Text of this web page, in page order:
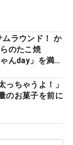
ラウンド！ か
のたこ焼
んday」を満喫
っちゃうよ！」
のお菓子を前に